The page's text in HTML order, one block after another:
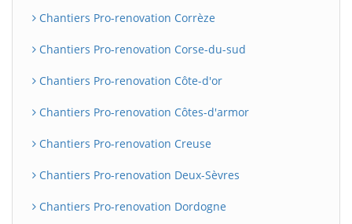
Chantiers Pro-renovation Corrèze
Chantiers Pro-renovation Corse-du-sud
Chantiers Pro-renovation Côte-d'or
Chantiers Pro-renovation Côtes-d'armor
Chantiers Pro-renovation Creuse
Chantiers Pro-renovation Deux-Sèvres
Chantiers Pro-renovation Dordogne